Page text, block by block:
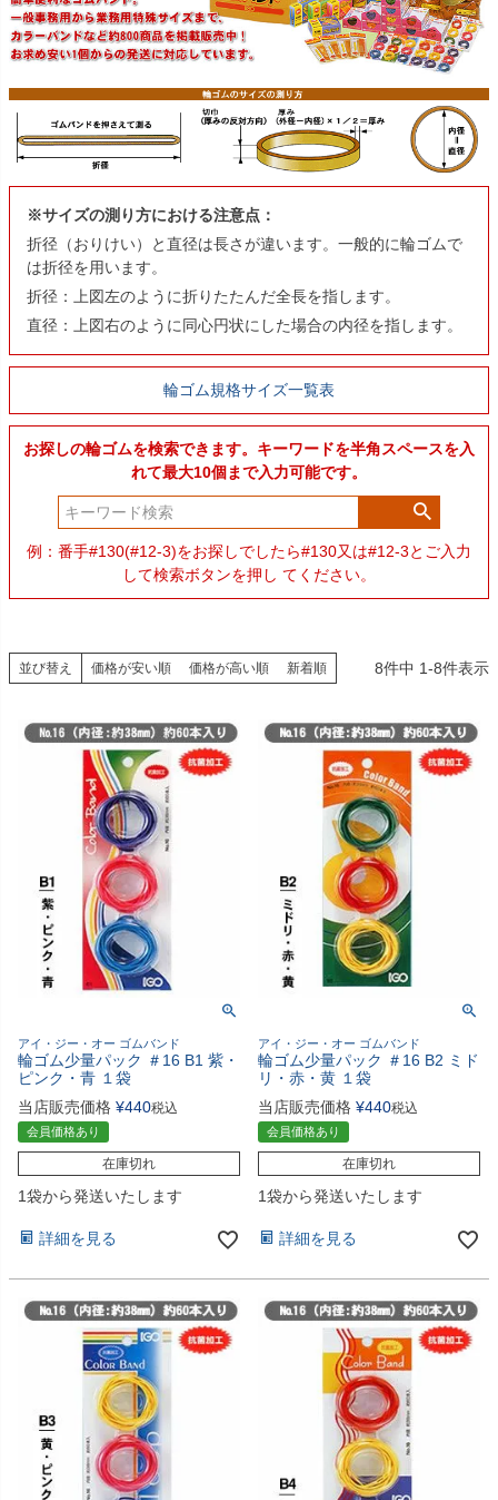
※サイズの測り方における注意点：
折径（おりけい）と直径は長さが違います。一般的に輪ゴムで
は折径を用います。
折径：上図左のように折りたたんだ全長を指します。
直径：上図右のように同心円状にした場合の内径を指します。
輪ゴム規格サイズ一覧表
お探しの輪ゴムを検索できます。キーワードを半角スペースを入
れて最大10個まで入力可能です。
例：番手#130(#12-3)をお探しでしたら#130又は#12-3とご入力
して検索ボタンを押し てください。
並び替え 価格が安い順 価格が高い順 新着順 8件中 1-8件表示
アイ・ジー・オー ゴムバンド
輪ゴム少量パック ＃16 B1 紫・
ピンク・青 １袋
当店販売価格 ¥440税込
会員価格あり
在庫切れ
1袋から発送いたします
詳細を見る
アイ・ジー・オー ゴムバンド
輪ゴム少量パック ＃16 B2 ミド
リ・赤・黄 １袋
当店販売価格 ¥440税込
会員価格あり
在庫切れ
1袋から発送いたします
詳細を見る